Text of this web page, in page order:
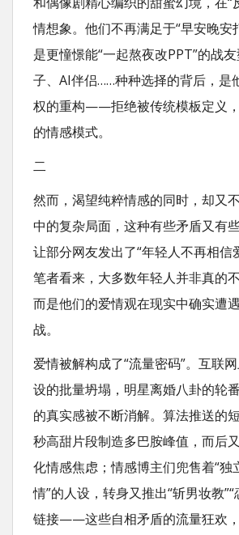
情想象。他们不再满足于“早安晚安
是更憧憬能“一起熬夜改PPT”的战
子、AI伴侣……种种选择的背后，是
权的重构——拒绝被传统模板定义
的情感模式。
二
然而，渴望纯粹情感的同时，却又
中的复杂局面，这种有些矛盾又有
让部分网友发出了“年轻人不再相信
笔者看来，大多数年轻人并非真的
而是他们的爱情观在现实中确实遭
战。
爱情被解构成了“流量密码”。互联
设的批量坍塌，明星离婚八卦的轮
的真实感被不断消解。算法推送的
秒高甜片段制造多巴胺峰值，而后
化情感焦虑；情感博主们兜售着“独
情”的人设，转身又推出“斩男妆教
链接——这些自相矛盾的流量狂欢